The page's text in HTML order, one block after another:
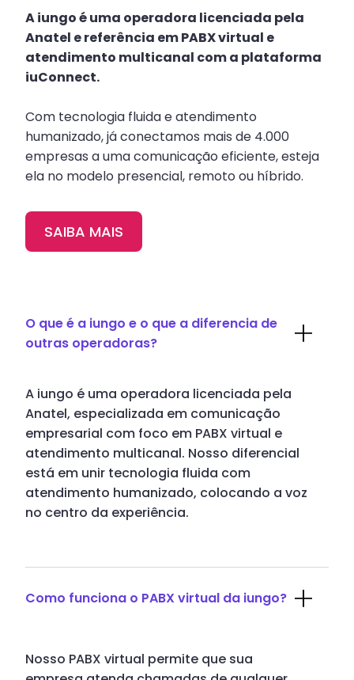
A iungo é uma operadora licenciada pela
Anatel e referência em PABX virtual e
atendimento multicanal com a plataforma
iuConnect.
Com tecnologia fluida e atendimento
humanizado, já conectamos mais de 4.000
empresas a uma comunicação eficiente, esteja
ela no modelo presencial, remoto ou híbrido.
SAIBA MAIS
O que é a iungo e o que a diferencia de
outras operadoras?
A iungo é uma operadora licenciada pela
Anatel, especializada em comunicação
empresarial com foco em PABX virtual e
atendimento multicanal. Nosso diferencial
está em unir tecnologia fluida com
atendimento humanizado, colocando a voz
no centro da experiência.
Como funciona o PABX virtual da iungo?
Nosso PABX virtual permite que sua